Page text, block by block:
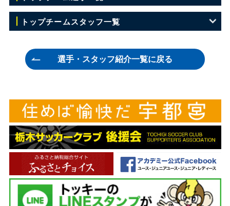
GK 1 竹重 安希彦
GK 23 川田 修平
DF 5 尾本 敬
DF 7 菅 和範
DF 17 福岡 将太
DF 18 坂田 良太
DF 22 メンデス
トップチームスタッフ一覧
ヘッドコーチ 松田 正俊
フィジカルコーチ 新田 涼
GKコーチ 楠本 晃義
チーフトレーナー 多田 智典
トレーナー 松本 祐太
通訳 渡辺ブルーノ英男
選手・スタッフ紹介一覧に戻る